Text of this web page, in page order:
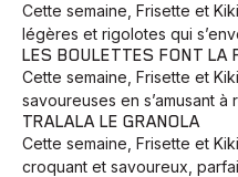
Cette semaine, Frisette et
légères et rigolotes qui
LES BOULETTES FONT LA
Cette semaine, Frisette et
savoureuses en s’amusant à
TRALALA LE GRANOLA
Cette semaine, Frisette et
croquant et savoureux,